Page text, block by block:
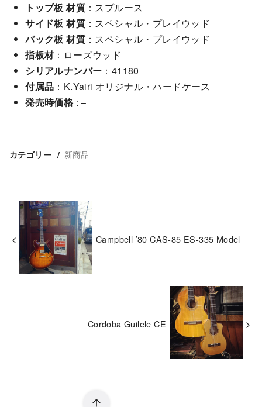
トップ板 材質 ：スプルース
サイド板 材質 ：スペシャル・プレイウッド
バック板 材質 ：スペシャル・プレイウッド
指板材：ローズウッド
シリアルナンバー ：41180
付属品 ：K.Yairi オリジナル・ハードケース
発売時価格 : –
カテゴリー 新商品
Campbell ’80 CAS-85 ES-335 Model
Cordoba Guilele CE